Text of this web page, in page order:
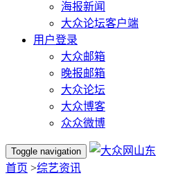
海报新闻
大众论坛客户端
用户登录
大众邮箱
晚报邮箱
大众论坛
大众博客
众众微博
Toggle navigation
首页 >综艺资讯